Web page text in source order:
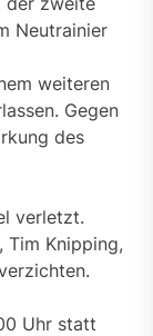
Neutrainier
weiteren
Gegen
des
verletzt.
Tim Knipping,
Uhr statt